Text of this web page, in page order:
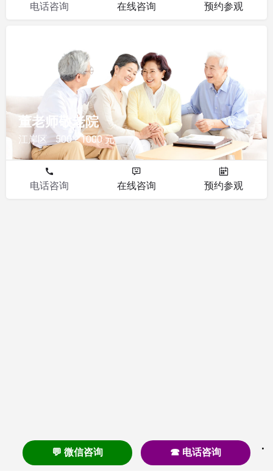
电话咨询 在线咨询 预约参观
董老师敬老院
江岸区 500 - 1000 元
电话咨询 在线咨询 预约参观
💬 微信咨询 ☎ 电话咨询